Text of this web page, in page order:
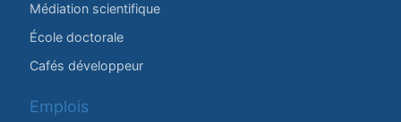
Médiation scientifique
École doctorale
Cafés développeur
Emplois